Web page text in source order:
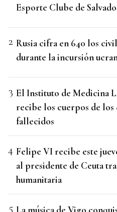
Esporte Clube de
Rusia cifra en 640 los
durante la incursión
El Instituto de Medicina
recibe los cuerpos de los
fallecidos
Felipe VI recibe este
al presidente de Ceuta
humanitaria